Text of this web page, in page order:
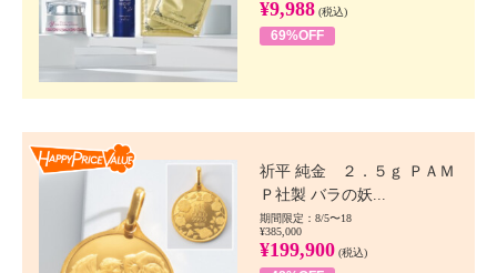
¥9,988 (税込)
69%OFF
祈平 純金 ２．５ｇ ＰＡＭ
Ｐ社製 バラの妖...
期間限定：8/5〜18
¥385,000
¥199,900 (税込)